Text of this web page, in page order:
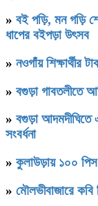
» বই পড়ি, মন গড়ি
ধাপের বইপড়া উৎসব
» নওগাঁয় শিক্ষার্থীর
» বগুড়া গাবতলীতে
» বগুড়া আদমদীঘিতে
সংবর্ধনা
» কুলাউড়ায় ১০০ পিস
» মৌলভীবাজারে কবি